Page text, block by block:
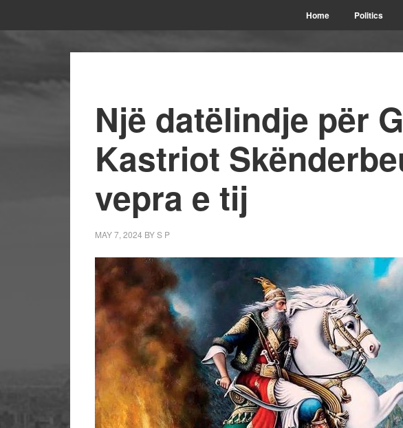
Home Politics
Një datëlindje për
Kastriot
vepra e tij
MAY 7, 2024 BYS P